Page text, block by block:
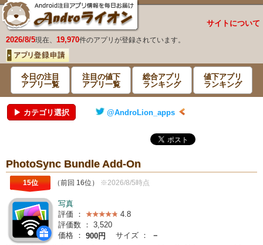
サイトについて
2026/8/5現在、 19,970件のアプリが登録されています。
今日の注目
アプリ一覧
注目の値下
アプリ一覧
総合アプリ
ランキング
値下アプリ
ランキング
▶ カテゴリ選択 @AndroLion_apps
PhotoSync Bundle Add-On
15位 （前回 16位） ※2026/8/5時点
写真
評価 ：
4.8
評価数 ： 3,520
価格 ： 900円 サイズ ：
－